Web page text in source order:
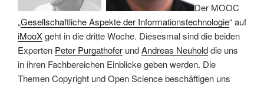
Der MOOC
„Gesellschaftliche Aspekte der Informationstechnologie“ auf
iMooXgeht in die dritte Woche. Diesesmal sind die beiden
Experten Peter Purgathofer undAndreas Neuholddie uns
in ihren Fachbereichen Einblicke geben werden. Die
Themen Copyright und Open Science beschäftigen uns